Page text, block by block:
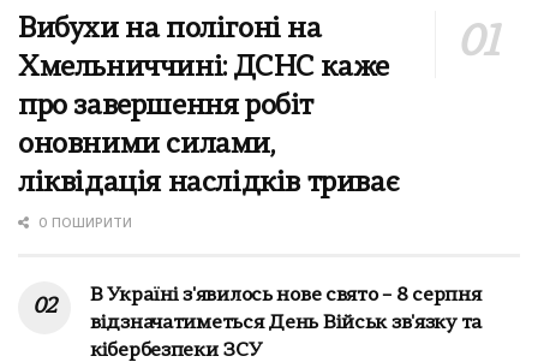
Вибухи на полігоні на
Хмельниччині: ДСНС каже
про завершення робіт
оновними силами,
ліквідація наслідків триває
0 ПОШИРИТИ
В Україні з'явилось нове свято – 8 серпня
відзначатиметься День Військ зв'язку та
кібербезпеки ЗСУ